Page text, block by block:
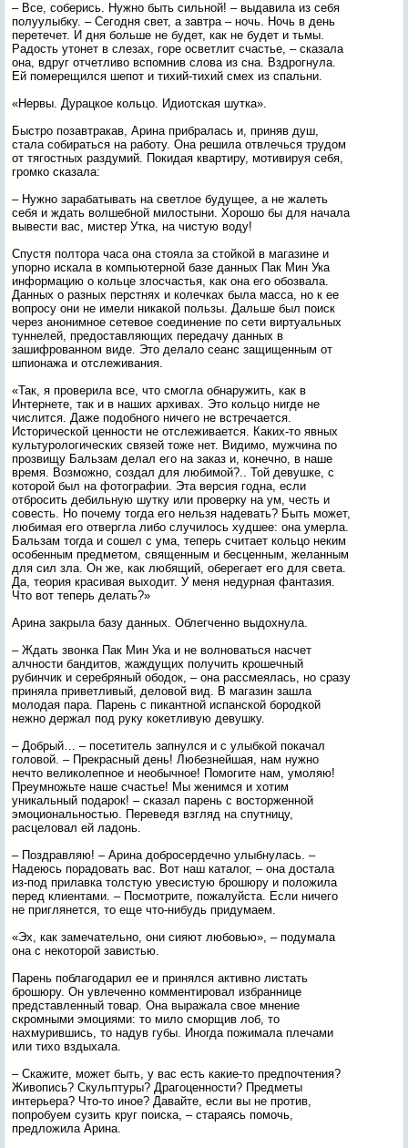
– Все, соберись. Нужно быть сильной! – выдавила из себя
полуулыбку. – Сегодня свет, а завтра – ночь. Ночь в день
перетечет. И дня больше не будет, как не будет и тьмы.
Радость утонет в слезах, горе осветлит счастье, – сказала
она, вдруг отчетливо вспомнив слова из сна. Вздрогнула.
Ей померещился шепот и тихий-тихий смех из спальни.
«Нервы. Дурацкое кольцо. Идиотская шутка».
Быстро позавтракав, Арина прибралась и, приняв душ,
стала собираться на работу. Она решила отвлечься трудом
от тягостных раздумий. Покидая квартиру, мотивируя себя,
громко сказала:
– Нужно зарабатывать на светлое будущее, а не жалеть
себя и ждать волшебной милостыни. Хорошо бы для начала
вывести вас, мистер Утка, на чистую воду!
Спустя полтора часа она стояла за стойкой в магазине и
упорно искала в компьютерной базе данных Пак Мин Ука
информацию о кольце злосчастья, как она его обозвала.
Данных о разных перстнях и колечках была масса, но к ее
вопросу они не имели никакой пользы. Дальше был поиск
через анонимное сетевое соединение по сети виртуальных
туннелей, предоставляющих передачу данных в
зашифрованном виде. Это делало сеанс защищенным от
шпионажа и отслеживания.
«Так, я проверила все, что смогла обнаружить, как в
Интернете, так и в наших архивах. Это кольцо нигде не
числится. Даже подобного ничего не встречается.
Исторической ценности не отслеживается. Каких-то явных
культурологических связей тоже нет. Видимо, мужчина по
прозвищу Бальзам делал его на заказ и, конечно, в наше
время. Возможно, создал для любимой?.. Той девушке, с
которой был на фотографии. Эта версия годна, если
отбросить дебильную шутку или проверку на ум, честь и
совесть. Но почему тогда его нельзя надевать? Быть может,
любимая его отвергла либо случилось худшее: она умерла.
Бальзам тогда и сошел с ума, теперь считает кольцо неким
особенным предметом, священным и бесценным, желанным
для сил зла. Он же, как любящий, оберегает его для света.
Да, теория красивая выходит. У меня недурная фантазия.
Что вот теперь делать?»
Арина закрыла базу данных. Облегченно выдохнула.
– Ждать звонка Пак Мин Ука и не волноваться насчет
алчности бандитов, жаждущих получить крошечный
рубинчик и серебряный ободок, – она рассмеялась, но сразу
приняла приветливый, деловой вид. В магазин зашла
молодая пара. Парень с пикантной испанской бородкой
нежно держал под руку кокетливую девушку.
– Добрый… – посетитель запнулся и с улыбкой покачал
головой. – Прекрасный день! Любезнейшая, нам нужно
нечто великолепное и необычное! Помогите нам, умоляю!
Преумножьте наше счастье! Мы женимся и хотим
уникальный подарок! – сказал парень с восторженной
эмоциональностью. Переведя взгляд на спутницу,
расцеловал ей ладонь.
– Поздравляю! – Арина добросердечно улыбнулась. –
Надеюсь порадовать вас. Вот наш каталог, – она достала
из-под прилавка толстую увесистую брошюру и положила
перед клиентами. – Посмотрите, пожалуйста. Если ничего
не приглянется, то еще что-нибудь придумаем.
«Эх, как замечательно, они сияют любовью», – подумала
она с некоторой завистью.
Парень поблагодарил ее и принялся активно листать
брошюру. Он увлеченно комментировал избраннице
представленный товар. Она выражала свое мнение
скромными эмоциями: то мило сморщив лоб, то
нахмурившись, то надув губы. Иногда пожимала плечами
или тихо вздыхала.
– Скажите, может быть, у вас есть какие-то предпочтения?
Живопись? Скульптуры? Драгоценности? Предметы
интерьера? Что-то иное? Давайте, если вы не против,
попробуем сузить круг поиска, – стараясь помочь,
предложила Арина.